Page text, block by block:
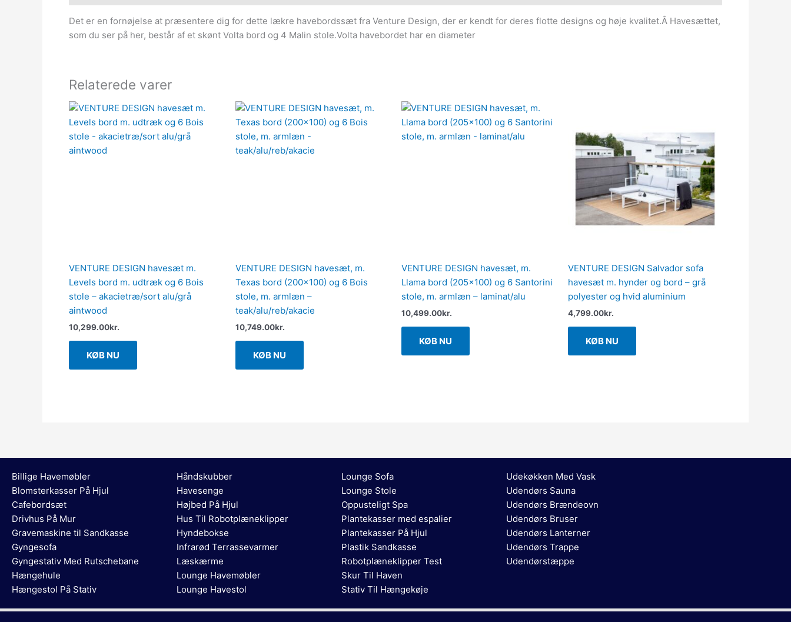
Det er en fornøjelse at præsentere dig for dette lækre havebordssæt fra Venture Design, der er kendt for deres flotte designs og høje kvalitet.Â Havesættet,
som du ser på her, består af et skønt Volta bord og 4 Malin stole.Volta havebordet har en diameter
Relaterede varer
VENTURE DESIGN havesæt m.
Levels bord m. udtræk og 6 Bois
stole – akacietræ/sort alu/grå
aintwood
10,299.00kr.
KØB NU
VENTURE DESIGN havesæt, m.
Texas bord (200×100) og 6 Bois
stole, m. armlæn –
teak/alu/reb/akacie
10,749.00kr.
KØB NU
VENTURE DESIGN havesæt, m.
Llama bord (205×100) og 6 Santorini
stole, m. armlæn – laminat/alu
10,499.00kr.
KØB NU
VENTURE DESIGN Salvador sofa
havesæt m. hynder og bord – grå
polyester og hvid aluminium
4,799.00kr.
KØB NU
Billige Havemøbler
Blomsterkasser På Hjul
Cafebordsæt
Drivhus På Mur
Gravemaskine til Sandkasse
Gyngesofa
Gyngestativ Med Rutschebane
Hængehule
Hængestol På Stativ
Håndskubber
Havesenge
Højbed På Hjul
Hus Til Robotplæneklipper
Hyndebokse
Infrarød Terrassevarmer
Læskærme
Lounge Havemøbler
Lounge Havestol
Lounge Sofa
Lounge Stole
Oppusteligt Spa
Plantekasser med espalier
Plantekasser På Hjul
Plastik Sandkasse
Robotplæneklipper Test
Skur Til Haven
Stativ Til Hængekøje
Udekøkken Med Vask
Udendørs Sauna
Udendørs Brændeovn
Udendørs Bruser
Udendørs Lanterner
Udendørs Trappe
Udendørstæppe